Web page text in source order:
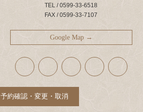
TEL / 0599-33-6518
FAX / 0599-33-7107
Google Map →
ア
イ
コ
ン
ン
ク
ア
イ
コ
ン
ン
ク
ア
イ
コ
ン
ン
ク
ア
イ
コ
ン
ア
イ
コ
ン
予約確認・変更・取消